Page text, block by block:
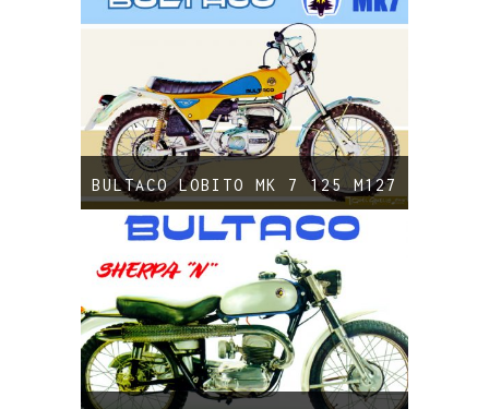
BULTACO LOBITO MK 7 125 M127